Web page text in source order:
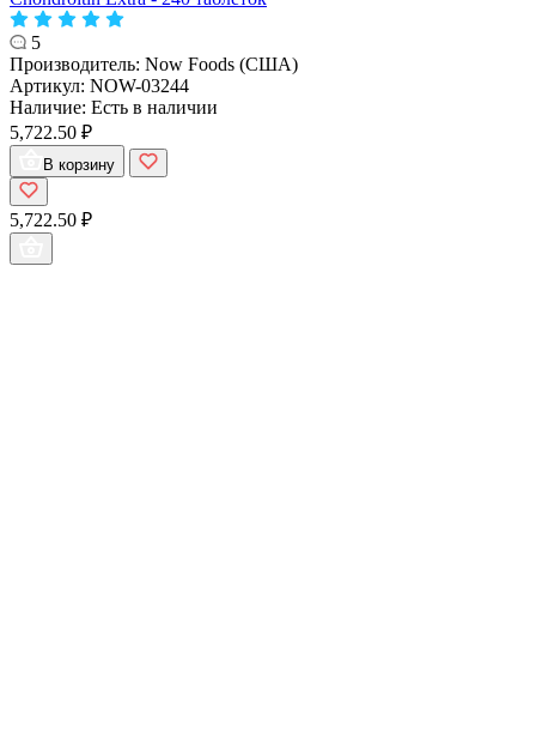
5
Производитель: Now Foods (США)
Артикул: NOW-03244
Наличие: Есть в наличии
5,722.50 ₽
В корзину
5,722.50 ₽